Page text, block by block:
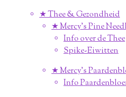
★ Thee & Gezondheid
★ Mercy's Pine
Info over de Thee
Spike-Eiwitten
★ Mercy's
Info